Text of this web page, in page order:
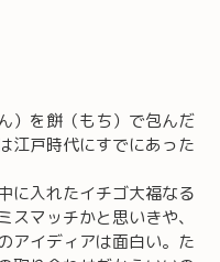
）を餅（もち）で包んだ
江戸時代にすでにあった
に入れたイチゴ大福なる
マッチかと思いきや、
アイディアは面白い。た